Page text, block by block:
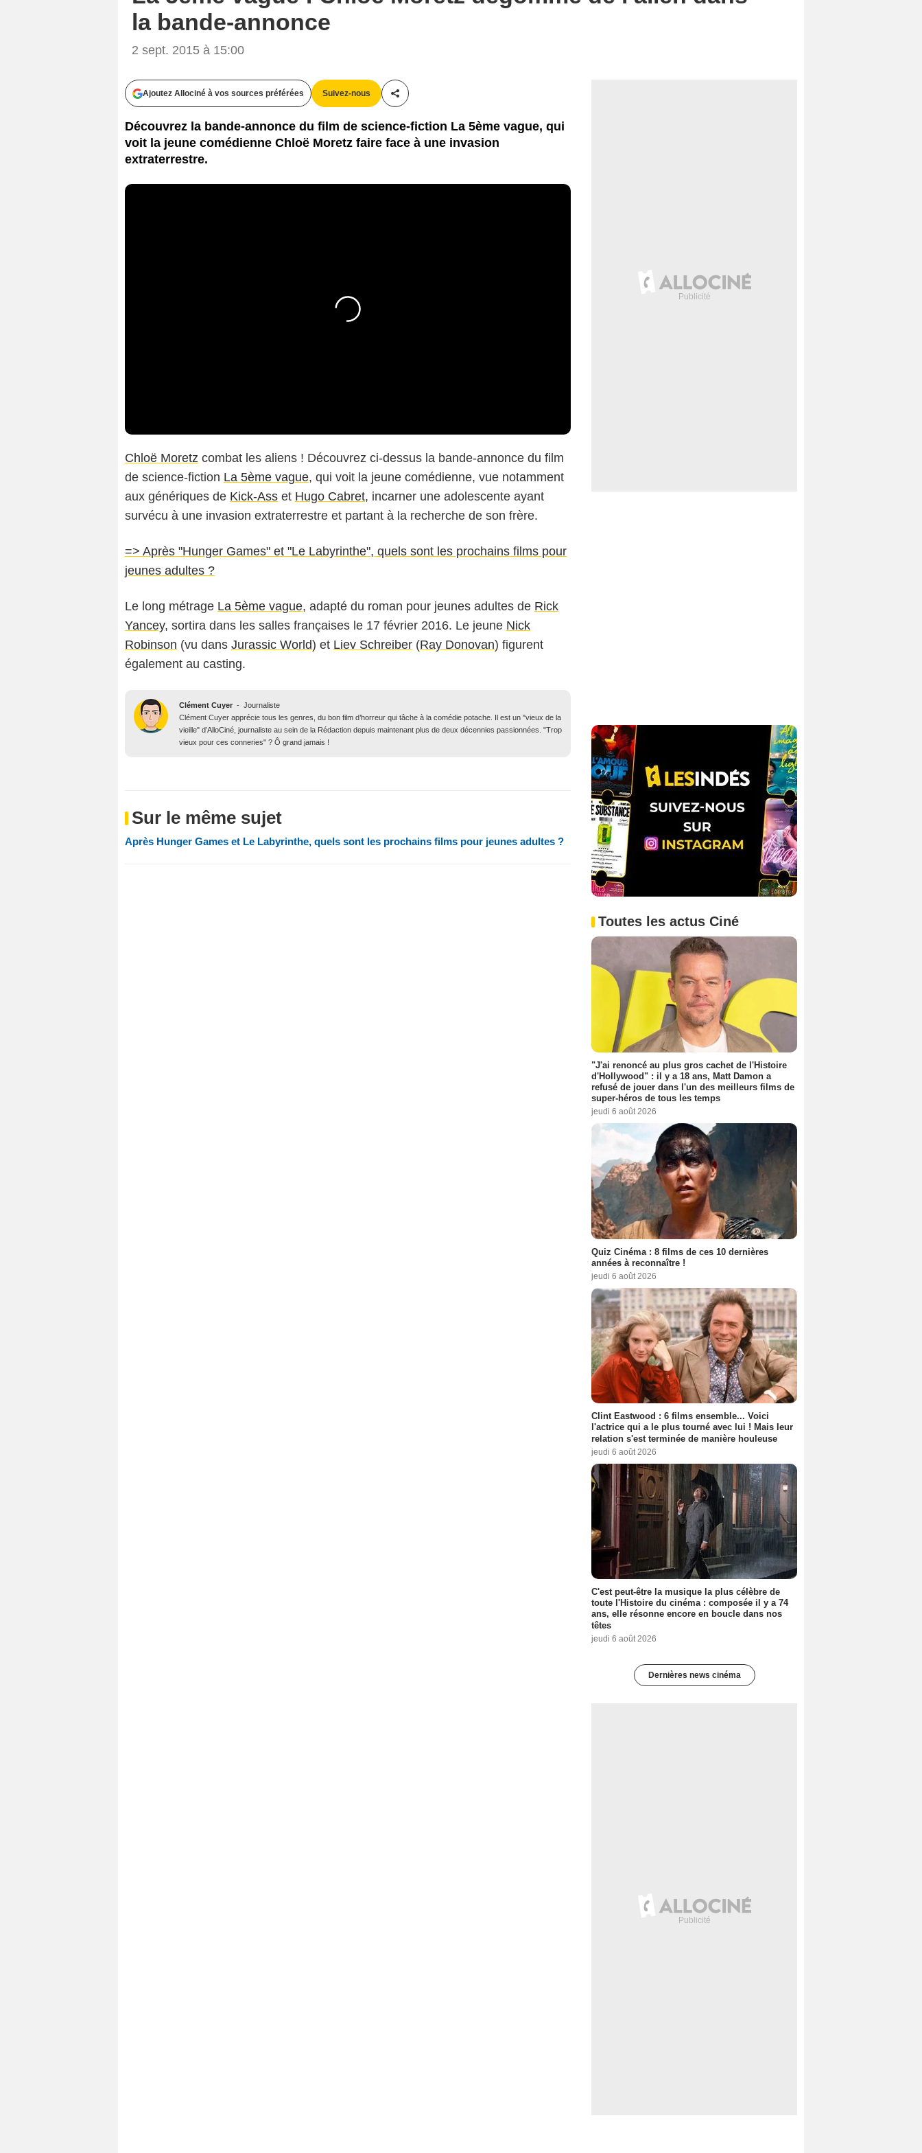
la bande-annonce
2 sept. 2015 à 15:00
Ajoutez Allociné à vos sources préférées Suivez-nous
Partager cet article
Découvrez la bande-annonce du film de science-fiction La 5ème vague, qui
voit la jeune comédienne Chloë Moretz faire face à une invasion
extraterrestre.
Chloë Moretz combat les aliens ! Découvrez ci-dessus la bande-annonce du film
de science-fiction La 5ème vague, qui voit la jeune comédienne, vue notamment
aux génériques de Kick-Ass et Hugo Cabret, incarner une adolescente ayant
survécu à une invasion extraterrestre et partant à la recherche de son frère.
=> Après "Hunger Games" et "Le Labyrinthe", quels sont les prochains films pour
jeunes adultes ?
Le long métrage La 5ème vague, adapté du roman pour jeunes adultes de Rick
Yancey, sortira dans les salles françaises le 17 février 2016. Le jeune Nick
Robinson (vu dans Jurassic World) et Liev Schreiber (Ray Donovan) figurent
également au casting.
Clément Cuyer - Journaliste
Clément Cuyer apprécie tous les genres, du bon film d’horreur qui tâche à la comédie potache. Il est un "vieux de la
vieille" d’AlloCiné, journaliste au sein de la Rédaction depuis maintenant plus de deux décennies passionnées. "Trop
vieux pour ces conneries" ? Ô grand jamais !
Sur le même sujet
Après Hunger Games et Le Labyrinthe, quels sont les prochains films pour jeunes adultes ?
Toutes les actus Ciné
"J'ai renoncé au plus gros cachet de l'Histoire
d'Hollywood" : il y a 18 ans, Matt Damon a
refusé de jouer dans l'un des meilleurs films de
super-héros de tous les temps
jeudi 6 août 2026
Quiz Cinéma : 8 films de ces 10 dernières
années à reconnaître !
jeudi 6 août 2026
Clint Eastwood : 6 films ensemble... Voici
l'actrice qui a le plus tourné avec lui ! Mais leur
relation s'est terminée de manière houleuse
jeudi 6 août 2026
C'est peut-être la musique la plus célèbre de
toute l'Histoire du cinéma : composée il y a 74
ans, elle résonne encore en boucle dans nos
têtes
jeudi 6 août 2026
Dernières news cinéma